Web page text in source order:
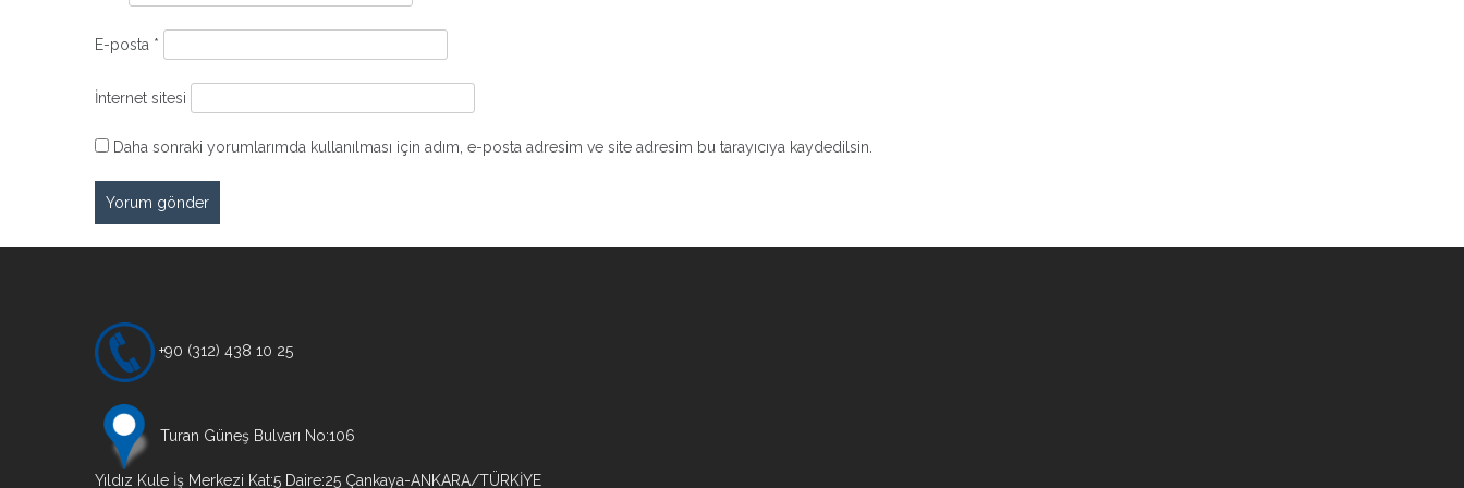
E-posta *
İnternet sitesi
Daha sonraki yorumlarımda kullanılması için adım, e-posta adresim ve site adresim bu tarayıcıya kaydedilsin.
+90 (312) 438 10 25
Turan Güneş Bulvarı No:106
Yıldız Kule İş Merkezi Kat:5 Daire:25 Çankaya-ANKARA/TÜRKİYE